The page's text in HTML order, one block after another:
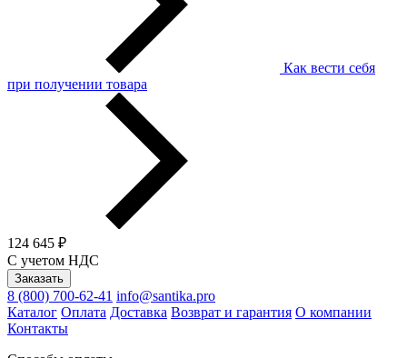
Как вести себя
при получении товара
124 645 ₽
С учетом НДС
Заказать
8 (800) 700-62-41 info@santika.pro
Каталог Оплата Доставка Возврат и гарантия О компании
Контакты